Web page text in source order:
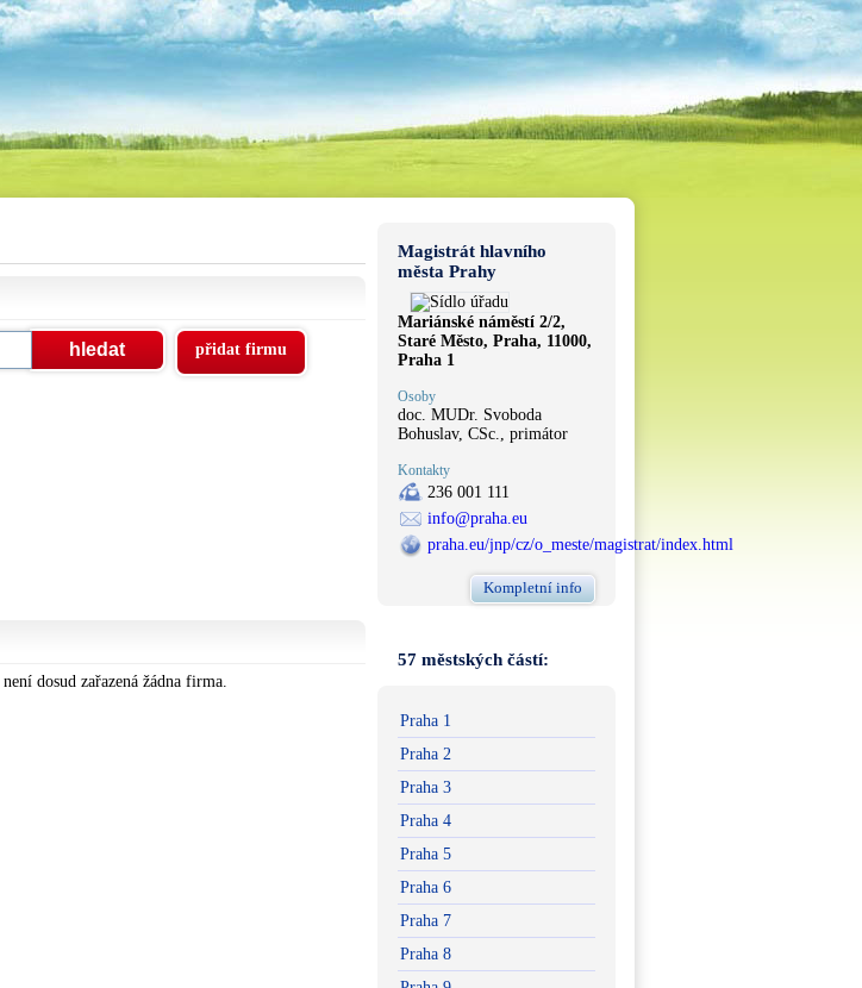
přidat firmu
není dosud zařazená žádna firma.
Magistrát hlavního
města Prahy
Mariánské náměstí 2/2,
Staré Město, Praha, 11000,
Praha 1
Osoby
doc. MUDr. Svoboda
Bohuslav, CSc., primátor
Kontakty
236 001 111
info@praha.eu
praha.eu/jnp/cz/o_meste/magistrat/index.html
Kompletní info
57 městských částí:
Praha 1
Praha 2
Praha 3
Praha 4
Praha 5
Praha 6
Praha 7
Praha 8